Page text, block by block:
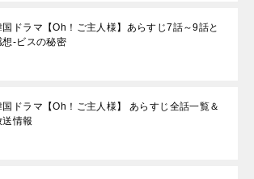
国ドラマ【Oh！ご主人様】あらすじ7話～9話と
想-ビスの秘密
国ドラマ【Oh！ご主人様】 あらすじ全話一覧＆
送情報